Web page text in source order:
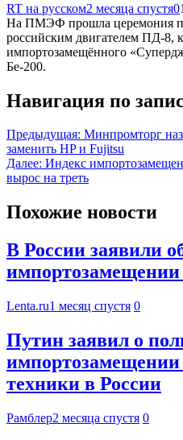
RT на русском2 месяца спустя0
На ПМЭФ прошла церемония
российским двигателем ПД-8,
импортозамещённого
Бе-200.
Навигация по
Предыдущая: Минпромторг
заменить HP и Fujitsu
Далее: Индекс
вырос на треть
Похожие новости
В России заявили
импортозамещении
Lenta.ru1 месяц спустя 0
Путин заявил о
техники в России
Рамблер2 месяца спустя 0